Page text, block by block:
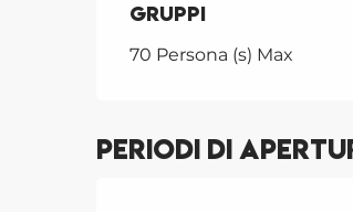
Gruppi
Gruppi
70 Persona (s) Max
Periodi di